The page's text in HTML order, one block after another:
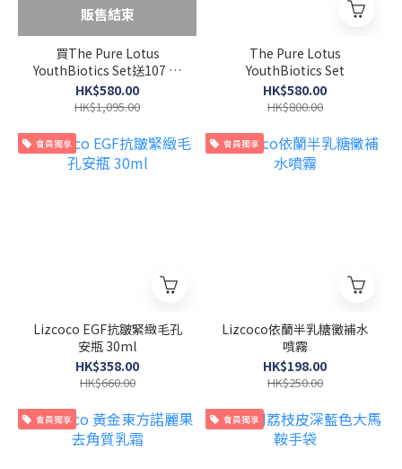
販售結束
買The Pure Lotus
YouthBiotics Set送107 低
分子膠原蛋白
HK$580.00
HK$1,095.00
The Pure Lotus
YouthBiotics Set
HK$580.00
HK$800.00
會員獨享
Lizcoco EGF抗皺緊緻毛孔
安瓶 30ml
HK$358.00
HK$660.00
會員獨享
Lizcoco依蘭半乳糖黴補水
噴霧
HK$198.00
HK$250.00
會員獨享 會員獨享